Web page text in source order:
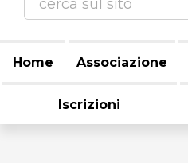
Home Associazione
Iscrizioni